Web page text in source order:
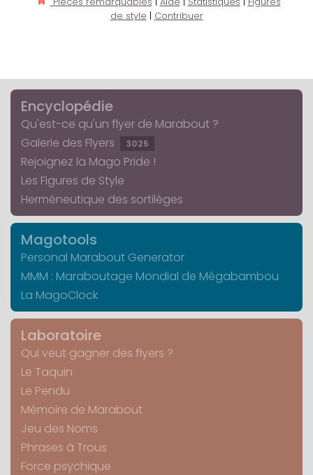
de style | Contribuer
Encyclopédie
Qu'est-ce qu'un flyer de Marabout ?
Galerie des Flyers
3025
Rejoignez la Mago Pride !
Les Figures de Style
Herméneutique des sortilèges
Magotools
Personal Marabout Generator
MMM : Maraboutage Mondial de Mégabambou
La MagoClock
Laboratoire
Qui veut gagner des flyers ?
Le Taquin
Le Pendu
Mémoire de Marabout
Jeu des Noms
Phrases à Trous
Force psychique